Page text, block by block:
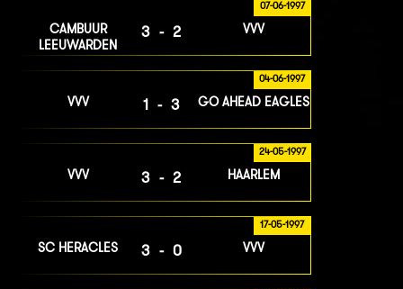
07-06-1997
CAMBUUR
LEEUWARDEN
3-2 VVV
04-06-1997
VVV 1-3 GO AHEAD EAGLES
24-05-1997
VVV 3-2 HAARLEM
17-05-1997
SC HERACLES 3-0 VVV